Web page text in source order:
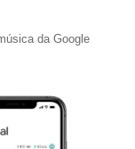
da Google